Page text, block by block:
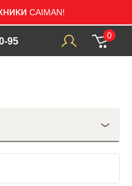
CAIMAN!
95
0